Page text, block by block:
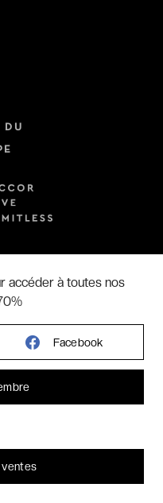
DU
accéder à toutes nos
Facebook
ou retirer votre